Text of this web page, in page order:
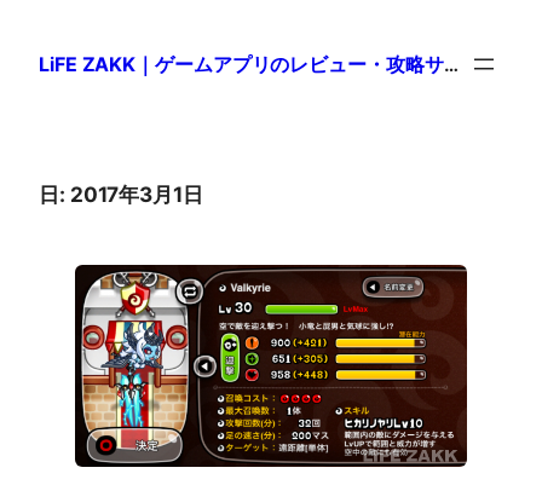
LiFE ZAKK｜ゲームアプリのレビュー・攻略サイト
日: 2017年3月1日